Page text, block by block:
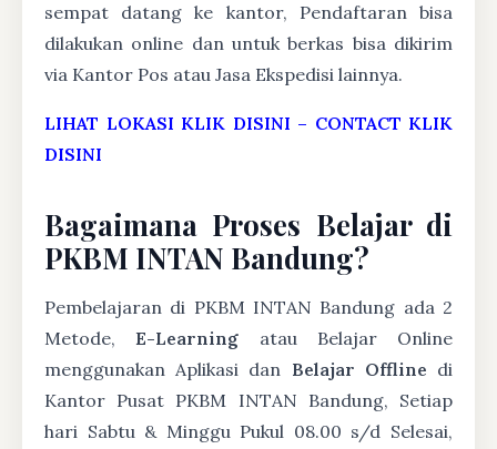
sempat datang ke kantor, Pendaftaran bisa
dilakukan online dan untuk berkas bisa dikirim
via Kantor Pos atau Jasa Ekspedisi lainnya.
LIHAT LOKASI KLIK DISINI – CONTACT KLIK
DISINI
Bagaimana Proses Belajar di
PKBM INTAN Bandung?
Pembelajaran di PKBM INTAN Bandung ada 2
Metode,E-Learning atau Belajar Online
menggunakan Aplikasi dan Belajar Offline di
Kantor Pusat PKBM INTAN Bandung, Setiap
hari Sabtu & Minggu Pukul 08.00 s/d Selesai,